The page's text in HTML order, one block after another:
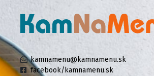
kamnamenu@kamnamenu.sk
facebook/kamnamenu.sk